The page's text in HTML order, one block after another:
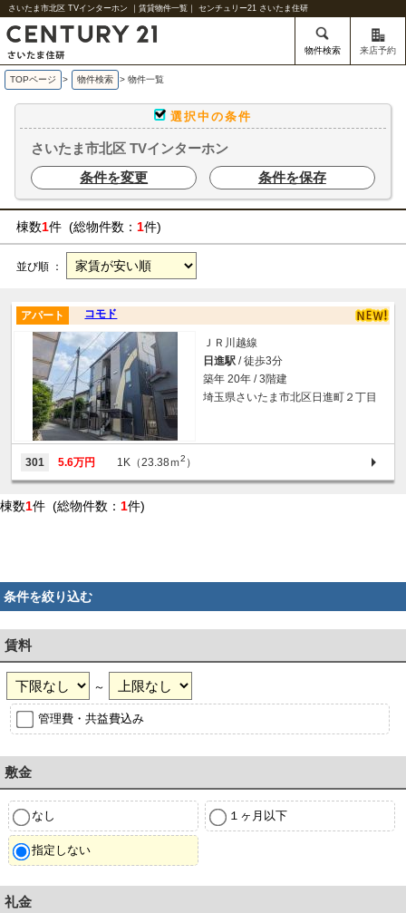
さいたま市北区 TVインターホン ｜賃貸物件一覧｜ センチュリー21 さいたま住研
物件検索 来店予約
TOPページ > 物件検索 > 物件一覧
選択中の条件
さいたま市北区 TVインターホン
条件を変更
条件を保存
棟数1件 (総物件数： 1件)
並び順 ：
コモド
アパート
ＪＲ川越線
日進駅 / 徒歩3分
築年 20年 / 3階建
埼玉県さいたま市北区日進町２丁目
301 5.6万円 1K（23.38ｍ2 ）
棟数1件 (総物件数： 1件)
条件を絞り込む
賃料
～
管理費・共益費込み
敷金
なし １ヶ月以下
指定しない
礼金